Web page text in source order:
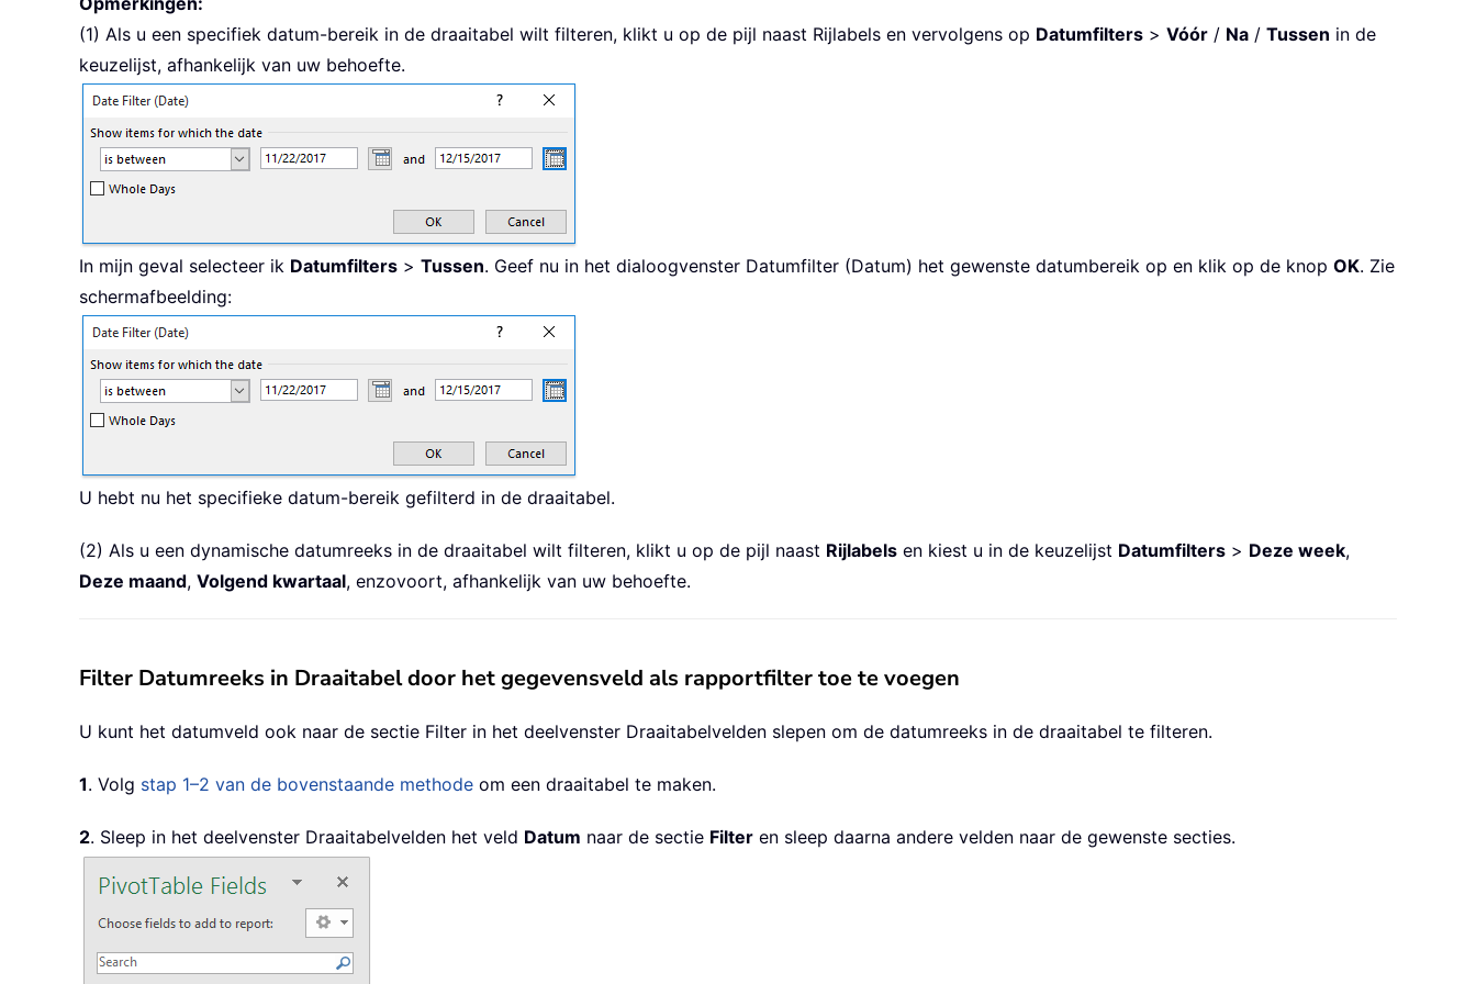
(1) Als u een specifiek datum-bereik in de draaitabel wilt filteren, klikt u op de pijl naast Rijlabels en vervolgens op Datumfilters > Vóór / Na / Tussen in de
keuzelijst, afhankelijk van uw behoefte.
In mijn geval selecteer ik Datumfilters > Tussen. Geef nu in het dialoogvenster Datumfilter (Datum) het gewenste datumbereik op en klik op de knop OK. Zie
schermafbeelding:
U hebt nu het specifieke datum-bereik gefilterd in de draaitabel.
(2) Als u een dynamische datumreeks in de draaitabel wilt filteren, klikt u op de pijl naast Rijlabels en kiest u in de keuzelijst Datumfilters > Deze week,
Deze maand, Volgend kwartaal, enzovoort, afhankelijk van uw behoefte.
Filter Datumreeks in Draaitabel door het gegevensveld als rapportfilter toe te voegen
U kunt het datumveld ook naar de sectie Filter in het deelvenster Draaitabelvelden slepen om de datumreeks in de draaitabel te filteren.
1. Volg stap 1–2 van de bovenstaande methode om een draaitabel te maken.
2. Sleep in het deelvenster Draaitabelvelden het veld Datum naar de sectie Filter en sleep daarna andere velden naar de gewenste secties.